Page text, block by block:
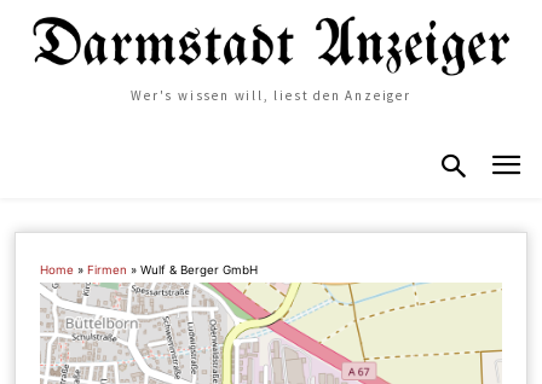
Wer's wissen will, liest den Anzeiger
Home »Firmen »Wulf & Berger GmbH